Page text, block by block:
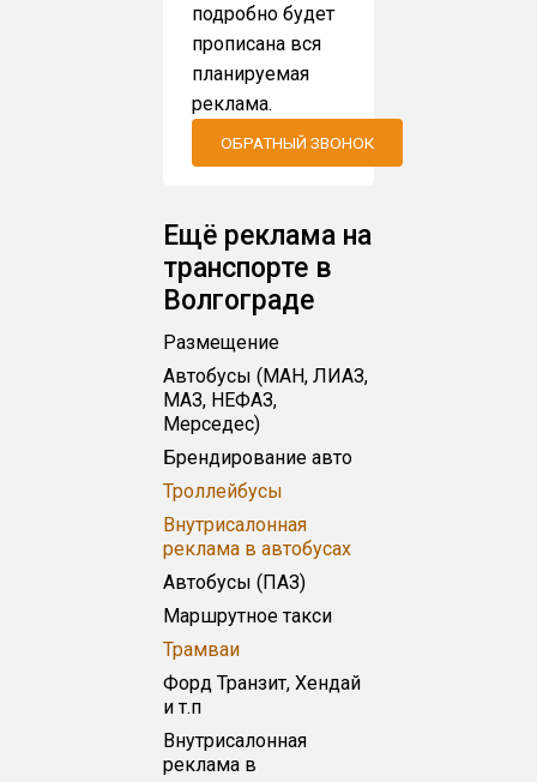
подробно будет
прописана вся
планируемая
реклама.
ОБРАТНЫЙ ЗВОНОК
Ещё реклама на
транспорте в
Волгограде
Размещение
Автобусы (МАН, ЛИАЗ,
МАЗ, НЕФАЗ,
Мерседес)
Брендирование авто
Троллейбусы
Внутрисалонная
реклама в автобусах
Автобусы (ПАЗ)
Маршрутное такси
Трамваи
Форд Транзит, Хендай
и т.п
Внутрисалонная
реклама в